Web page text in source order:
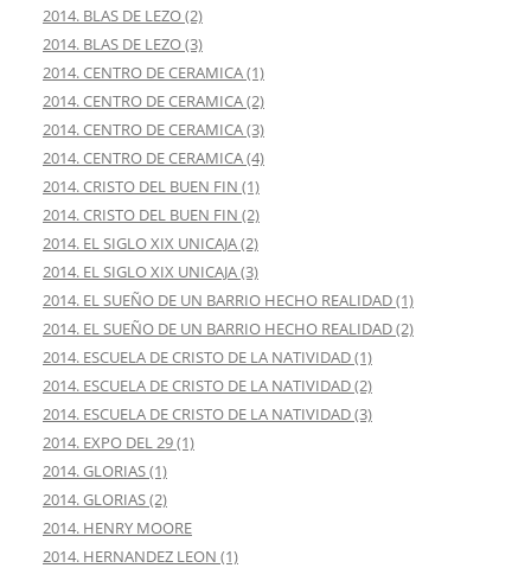
2014. BLAS DE LEZO (2)
2014. BLAS DE LEZO (3)
2014. CENTRO DE CERAMICA (1)
2014. CENTRO DE CERAMICA (2)
2014. CENTRO DE CERAMICA (3)
2014. CENTRO DE CERAMICA (4)
2014. CRISTO DEL BUEN FIN (1)
2014. CRISTO DEL BUEN FIN (2)
2014. EL SIGLO XIX UNICAJA (2)
2014. EL SIGLO XIX UNICAJA (3)
2014. EL SUEÑO DE UN BARRIO HECHO REALIDAD (1)
2014. EL SUEÑO DE UN BARRIO HECHO REALIDAD (2)
2014. ESCUELA DE CRISTO DE LA NATIVIDAD (1)
2014. ESCUELA DE CRISTO DE LA NATIVIDAD (2)
2014. ESCUELA DE CRISTO DE LA NATIVIDAD (3)
2014. EXPO DEL 29 (1)
2014. GLORIAS (1)
2014. GLORIAS (2)
2014. HENRY MOORE
2014. HERNANDEZ LEON (1)